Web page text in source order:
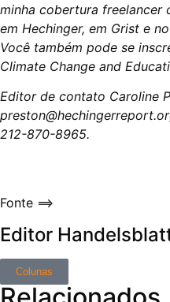
minha cobertura freelancer
em Hechinger, em Grist e
Você também pode se
Climate Change and
Editor de contato Caroline
212-870-8965.
Fonte ==>
Editor
Colunas